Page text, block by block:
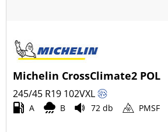
Michelin CrossClimate2 POL
245/45 R19 102VXL
A B 72 db PMSF